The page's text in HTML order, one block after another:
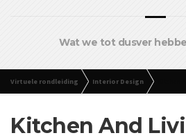
Wat we tot dusver
Virtuele rondleiding Interior Design
Kitchen And